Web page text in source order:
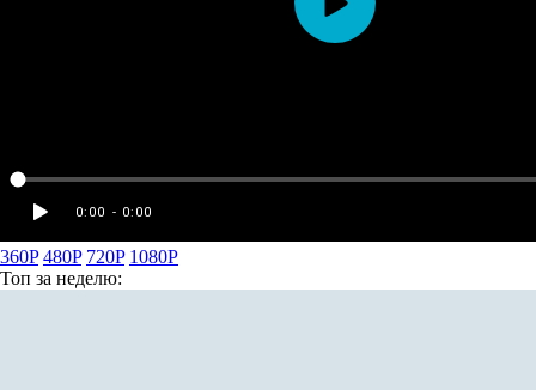
360P 480P 720P 1080P
Топ за неделю: